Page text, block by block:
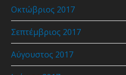
Οκτώβριος 2017
Σεπτέμβριος 2017
Αύγουστος 2017